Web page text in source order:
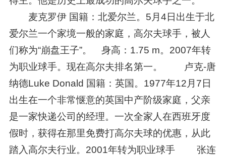
麦克罗伊 国籍：北爱尔兰。5月4日出生于北
爱尔兰一个家境一般的家庭，高尔夫球手，被人
们称为“崩盘王子”。 身高：1.75 m。2007年转
为职业球手。现在高尔夫排名第一。 卢克-唐
纳德Luke Donald 国籍：英国。1977年12月7日
出生在一个非常惬意的英国中产阶级家庭，父亲
是一家快递公司的经理。一次全家人在西班牙度
假时，获得在那里免费打高尔夫球的优惠，从此
踏入高尔夫行业。2001年转为职业球手 张连